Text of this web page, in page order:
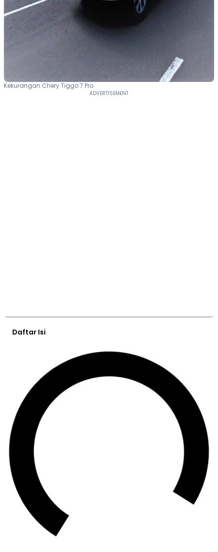
Kekurangan Chery Tiggo 7 Pro
Daftar Isi